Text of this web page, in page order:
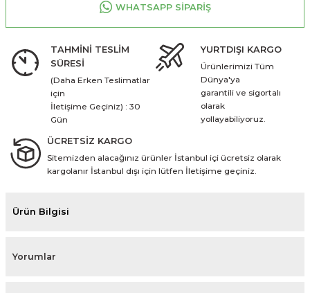
WHATSAPP SİPARİŞ
TAHMİNİ TESLİM
SÜRESİ
(Daha Erken Teslimatlar
için
İletişime Geçiniz) : 30
Gün
YURTDIŞI KARGO
Ürünlerimizi Tüm
Dünya'ya
garantili ve sigortalı
olarak
yollayabiliyoruz.
ÜCRETSİZ KARGO
Sitemizden alacağınız ürünler İstanbul içi ücretsiz olarak
kargolanır İstanbul dışı için lütfen İletişime geçiniz.
Ürün Bilgisi
Yorumlar